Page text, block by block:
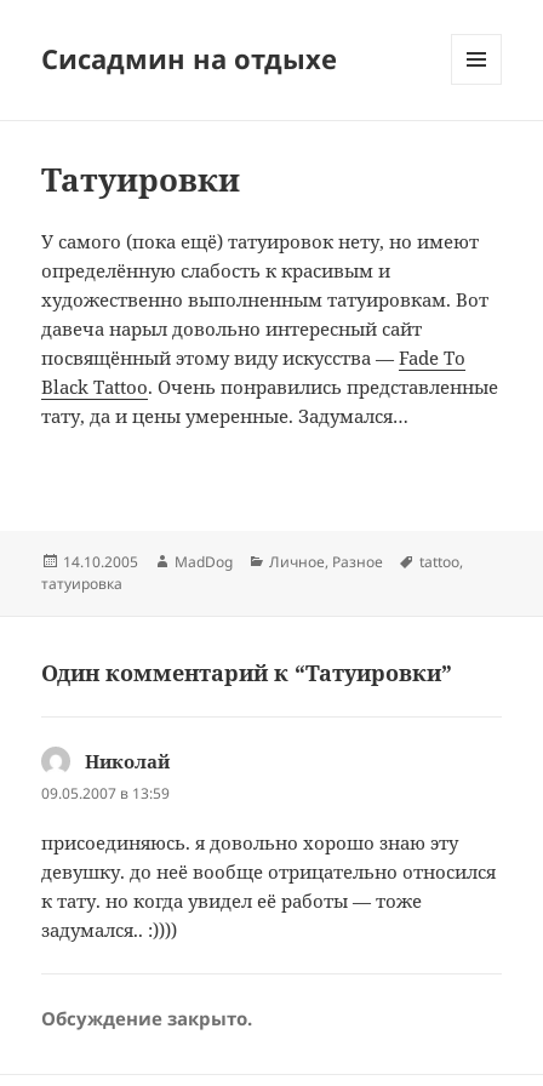
Сисадмин на отдыхе
Татуировки
У самого (пока ещё) татуировок нету, но имеют
определённую слабость к красивым и
художественно выполненным татуировкам. Вот
давеча нарыл довольно интересный сайт
посвящённый этому виду искусства —Fade To
Black Tattoo. Очень понравились представленные
тату, да и цены умеренные. Задумался…
Опубликовано
14.10.2005 Автор
MadDog Рубрики
Личное, Разное Метки
tattoo,
татуировка
Один комментарий к “Татуировки”
Николай
09.05.2007 в 13:59
присоединяюсь. я довольно хорошо знаю эту
девушку. до неё вообще отрицательно относился
к тату. но когда увидел её работы — тоже
задумался.. :))))
Обсуждение закрыто.